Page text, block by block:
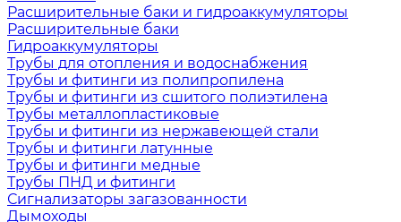
Расширительные баки и гидроаккумуляторы
Расширительные баки
Гидроаккумуляторы
Трубы для отопления и водоснабжения
Трубы и фитинги из полипропилена
Трубы и фитинги из сшитого полиэтилена
Трубы металлопластиковые
Трубы и фитинги из нержавеющей стали
Трубы и фитинги латунные
Трубы и фитинги медные
Трубы ПНД и фитинги
Сигнализаторы загазованности
Дымоходы